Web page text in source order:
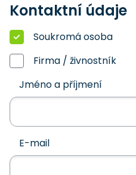
Kontaktní údaje
Soukromá osoba
Firma / živnostník
Jméno a příjmení
E-mail